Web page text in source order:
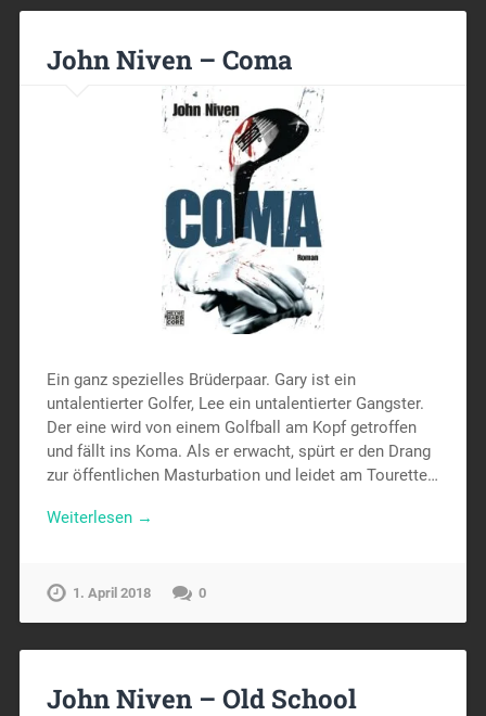
John Niven – Coma
Ein ganz spezielles Brüderpaar. Gary ist ein
untalentierter Golfer, Lee ein untalentierter Gangster.
Der eine wird von einem Golfball am Kopf getroffen
und fällt ins Koma. Als er erwacht, spürt er den Drang
zur öffentlichen Masturbation und leidet am Tourette…
Weiterlesen →
1. April 2018 0
John Niven – Old School